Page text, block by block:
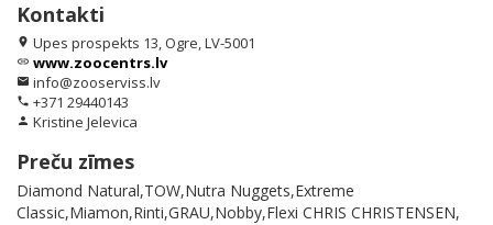
Kontakti
location_on Upes prospekts 13, Ogre, LV-5001
link www.zoocentrs.lv
email info@zooserviss.lv
phone +371 29440143
person Kristine Jelevica
Preču zīmes
Diamond Natural,TOW,Nutra Nuggets,Extreme
Classic,Miamon,Rinti,GRAU,Nobby,Flexi CHRIS CHRISTENSEN,